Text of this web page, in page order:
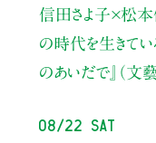
信田さよ子×松
の時代を生きている
のあいだで』（
08/22 Sat